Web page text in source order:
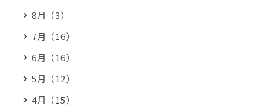
8月（3）
7月（16）
6月（16）
5月（12）
4月（15）